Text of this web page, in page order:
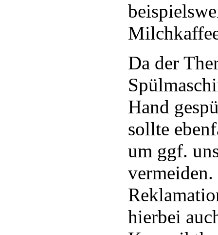
Da der
Hand
sollte
um ggf.
hierbei